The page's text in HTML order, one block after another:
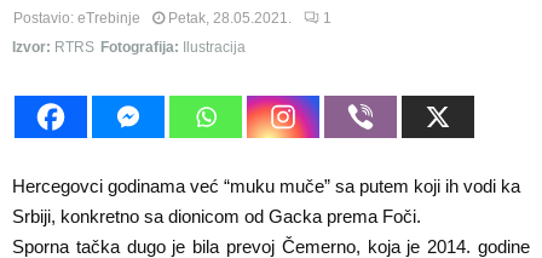
M
A
Y
Postavio: eTrebinje Petak, 28.05.2021.
1
Izvor: RTRS Fotografija: Ilustracija
Hercegovci godinama već “muku muče” sa putem koji ih vodi ka
Srbiji, konkretno sa dionicom od Gacka prema Foči.
Sporna tačka dugo je bila prevoj Čemerno, koja je 2014. godine